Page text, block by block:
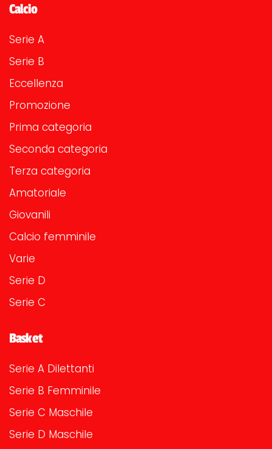
Calcio
Serie A
Serie B
Eccellenza
Promozione
Prima categoria
Seconda categoria
Terza categoria
Amatoriale
Giovanili
Calcio femminile
Varie
Serie D
Serie C
Basket
Serie A Dilettanti
Serie B Femminile
Serie C Maschile
Serie D Maschile